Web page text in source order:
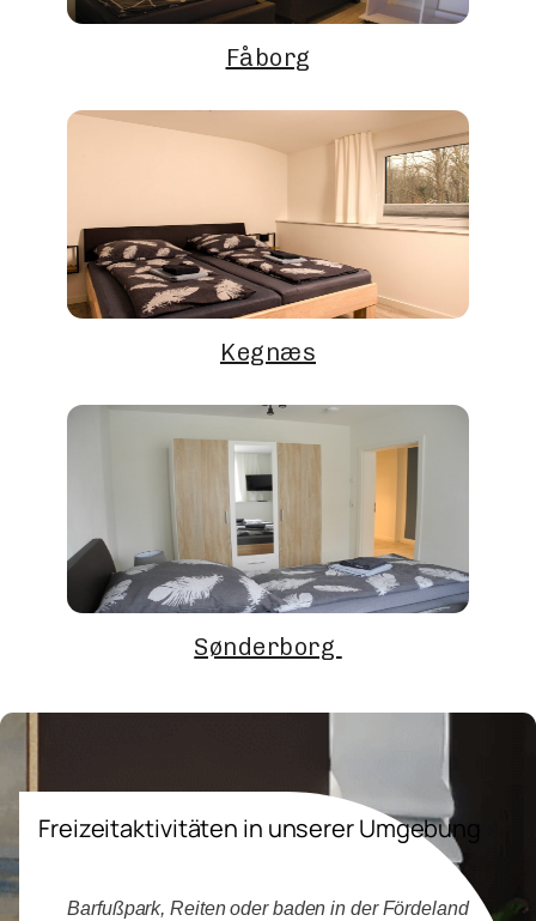
Fåborg
Kegnæs
Sønderborg
Freizeitaktivitäten in unserer Umgebung
Barfußpark, Reiten oder baden in der Fördeland